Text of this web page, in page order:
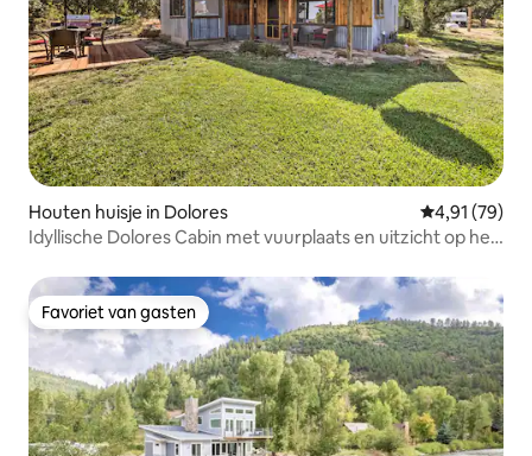
Houten huisje in Dolores Gemiddelde
4,91 (79)
Idyllische Dolores Cabin met vuurplaats en uitzicht op het
Favoriet van gasten
Favoriet van gasten